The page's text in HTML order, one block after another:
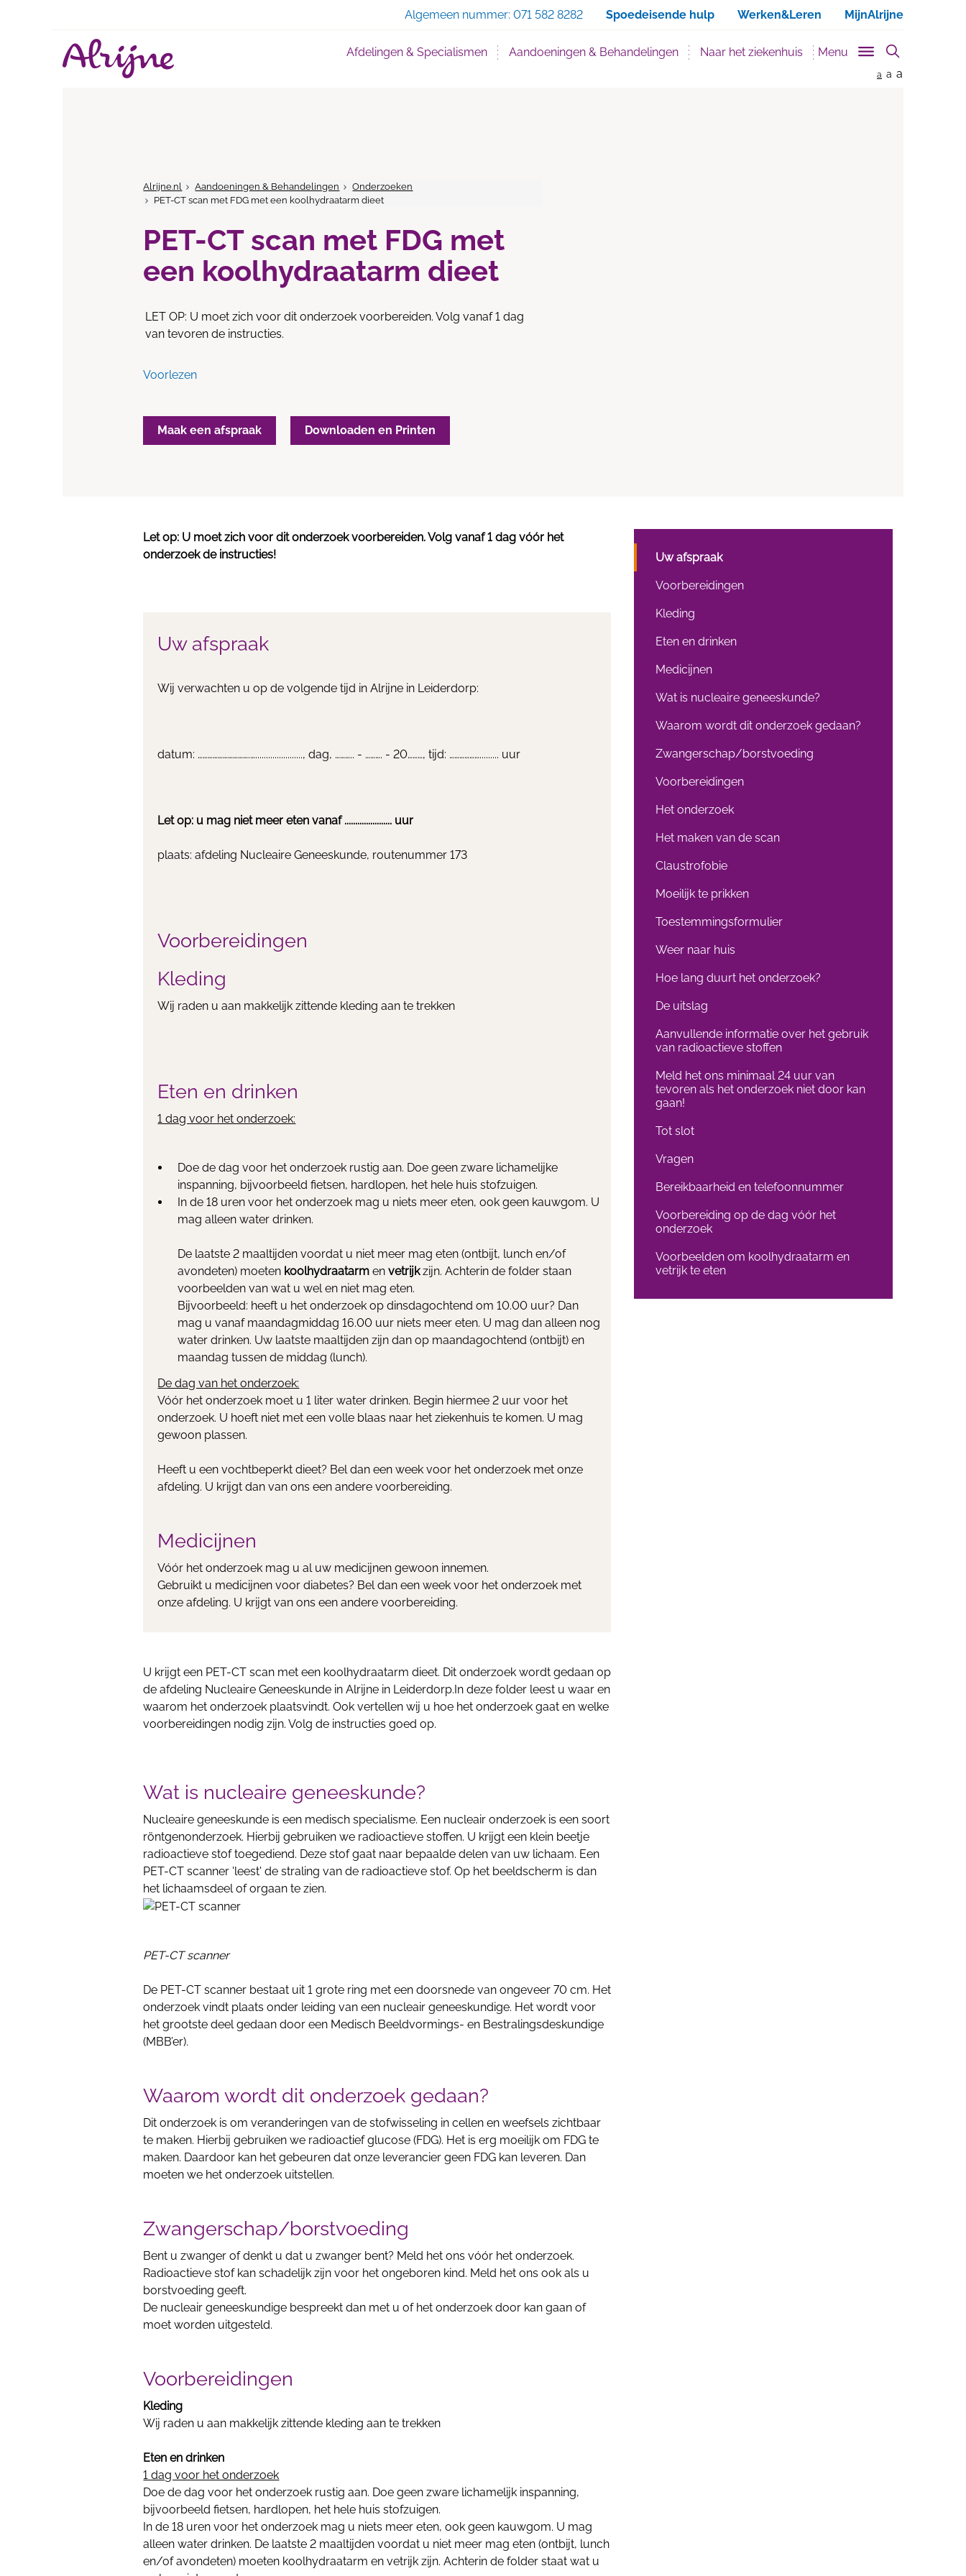
Algemeen nummer: 071 582 8282 Spoedeisende hulp Werken&Leren MijnAlrijne
Afdelingen & Specialismen Aandoeningen & Behandelingen Naar het ziekenhuis Menu
a a a
Alrijne.nl Aandoeningen & Behandelingen
Onderzoeken
PET-CT scan met FDG met een koolhydraatarm dieet
PET-CT scan met FDG met
een koolhydraatarm dieet
LET OP: U moet zich voor dit onderzoek voorbereiden. Volg vanaf 1 dag
van tevoren de instructies.
Voorlezen
Maak een afspraak Downloaden en Printen
Let op: U moet zich voor dit onderzoek voorbereiden. Volg vanaf 1 dag vóór het
onderzoek de instructies!
Uw afspraak
Wij verwachten u op de volgende tijd in Alrijne in Leiderdorp:
datum: ………………………….…......................, dag, ……….. - ………. - 20………, tijd: ………………......... uur
Let op: u mag niet meer eten vanaf ...................... uur
plaats: afdeling Nucleaire Geneeskunde, routenummer 173
Voorbereidingen
Kleding
Wij raden u aan makkelijk zittende kleding aan te trekken
Eten en drinken
1 dag voor het onderzoek:
Doe de dag voor het onderzoek rustig aan. Doe geen zware lichamelijke
inspanning, bijvoorbeeld fietsen, hardlopen, het hele huis stofzuigen.
In de 18 uren voor het onderzoek mag u niets meer eten, ook geen kauwgom. U
mag alleen water drinken.
De laatste 2 maaltijden voordat u niet meer mag eten (ontbijt, lunch en/of
avondeten) moeten koolhydraatarm envetrijkzijn. Achterin de folder staan
voorbeelden van wat u wel en niet mag eten.
Bijvoorbeeld: heeft u het onderzoek op dinsdagochtend om 10.00 uur? Dan
mag u vanaf maandagmiddag 16.00 uur niets meer eten. U mag dan alleen nog
water drinken. Uw laatste maaltijden zijn dan op maandagochtend (ontbijt) en
maandag tussen de middag (lunch).
De dag van het onderzoek:
Vóór het onderzoek moet u 1 liter water drinken. Begin hiermee 2 uur voor het
onderzoek. U hoeft niet met een volle blaas naar het ziekenhuis te komen. U mag
gewoon plassen.
Heeft u een vochtbeperkt dieet? Bel dan een week voor het onderzoek met onze
afdeling. U krijgt dan van ons een andere voorbereiding.
Medicijnen
Vóór het onderzoek mag u al uw medicijnen gewoon innemen.
Gebruikt u medicijnen voor diabetes? Bel dan een week voor het onderzoek met
onze afdeling. U krijgt van ons een andere voorbereiding.
U krijgt een PET-CT scan met een koolhydraatarm dieet. Dit onderzoek wordt gedaan op
de afdeling Nucleaire Geneeskunde in Alrijne in Leiderdorp.In deze folder leest u waar en
waarom het onderzoek plaatsvindt. Ook vertellen wij u hoe het onderzoek gaat en welke
voorbereidingen nodig zijn. Volg de instructies goed op.
Wat is nucleaire geneeskunde?
Nucleaire geneeskunde is een medisch specialisme. Een nucleair onderzoek is een soort
röntgenonderzoek. Hierbij gebruiken we radioactieve stoffen. U krijgt een klein beetje
radioactieve stof toegediend. Deze stof gaat naar bepaalde delen van uw lichaam. Een
PET-CT scanner 'leest' de straling van de radioactieve stof. Op het beeldscherm is dan
het lichaamsdeel of orgaan te zien.
PET-CT scanner
De PET-CT scanner bestaat uit 1 grote ring met een doorsnede van ongeveer 70 cm. Het
onderzoek vindt plaats onder leiding van een nucleair geneeskundige. Het wordt voor
het grootste deel gedaan door een Medisch Beeldvormings- en Bestralingsdeskundige
(MBB’er).
Waarom wordt dit onderzoek gedaan?
Dit onderzoek is om veranderingen van de stofwisseling in cellen en weefsels zichtbaar
te maken. Hierbij gebruiken we radioactief glucose (FDG). Het is erg moeilijk om FDG te
maken. Daardoor kan het gebeuren dat onze leverancier geen FDG kan leveren. Dan
moeten we het onderzoek uitstellen.
Zwangerschap/borstvoeding
Bent u zwanger of denkt u dat u zwanger bent? Meld het ons vóór het onderzoek.
Radioactieve stof kan schadelijk zijn voor het ongeboren kind. Meld het ons ook als u
borstvoeding geeft.
De nucleair geneeskundige bespreekt dan met u of het onderzoek door kan gaan of
moet worden uitgesteld.
Voorbereidingen
Kleding
Wij raden u aan makkelijk zittende kleding aan te trekken
Eten en drinken
1 dag voor het onderzoek
Doe de dag voor het onderzoek rustig aan. Doe geen zware lichamelijk inspanning,
bijvoorbeeld fietsen, hardlopen, het hele huis stofzuigen.
In de 18 uren voor het onderzoek mag u niets meer eten, ook geen kauwgom. U mag
alleen water drinken. De laatste 2 maaltijden voordat u niet meer mag eten (ontbijt, lunch
en/of avondeten) moeten koolhydraatarm en vetrijk zijn. Achterin de folder staat wat u
Uw afspraak
Voorbereidingen
Kleding
Eten en drinken
Medicijnen
Wat is nucleaire geneeskunde?
Waarom wordt dit onderzoek gedaan?
Zwangerschap/borstvoeding
Voorbereidingen
Het onderzoek
Het maken van de scan
Claustrofobie
Moeilijk te prikken
Toestemmingsformulier
Weer naar huis
Hoe lang duurt het onderzoek?
De uitslag
Aanvullende informatie over het gebruik
van radioactieve stoffen
Meld het ons minimaal 24 uur van
tevoren als het onderzoek niet door kan
gaan!
Tot slot
Vragen
Bereikbaarheid en telefoonnummer
Voorbereiding op de dag vóór het
onderzoek
Voorbeelden om koolhydraatarm en
vetrijk te eten